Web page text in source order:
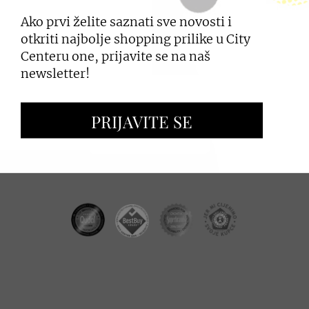
PRIJAVI SE
ZAKUP PROSTORA
OGLAŠAVANJE I PROMOCIJE
Ako prvi želite saznati sve novosti i
otkriti najbolje shopping prilike u City
Centeru one, prijavite se na naš
newsletter!
PRIJAVITE SE